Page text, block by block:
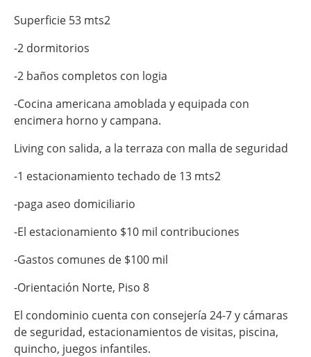
Superficie 53 mts2
-2 dormitorios
-2 baños completos con logia
-Cocina americana amoblada y equipada con
encimera horno y campana.
Living con salida, a la terraza con malla de seguridad
-1 estacionamiento techado de 13 mts2
-paga aseo domiciliario
-El estacionamiento $10 mil contribuciones
-Gastos comunes de $100 mil
-Orientación Norte, Piso 8
El condominio cuenta con consejería 24-7 y cámaras
de seguridad, estacionamientos de visitas, piscina,
quincho, juegos infantiles.